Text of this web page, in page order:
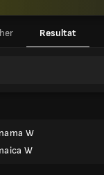
Resultat
W
W